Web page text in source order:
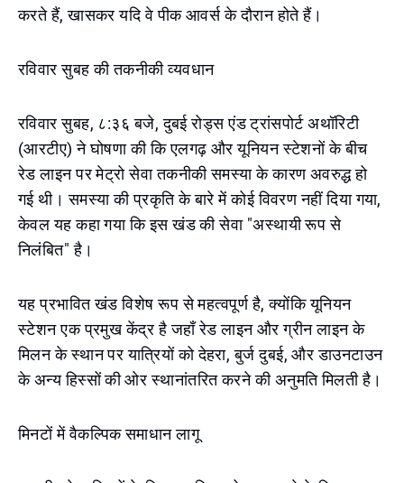
करते हैं, खासकर यदि वे पीक आवर्स के दौरान होते हैं।
रविवार सुबह की तकनीकी व्यवधान
रविवार सुबह, ८:३६ बजे, दुबई रोड्स एंड ट्रांसपोर्ट अथॉरिटी
(आरटीए) ने घोषणा की कि एलगढ़ और यूनियन स्टेशनों के बीच
रेड लाइन पर मेट्रो सेवा तकनीकी समस्या के कारण अवरुद्ध हो
गई थी। समस्या की प्रकृति के बारे में कोई विवरण नहीं दिया गया,
केवल यह कहा गया कि इस खंड की सेवा "अस्थायी रूप से
निलंबित" है।
यह प्रभावित खंड विशेष रूप से महत्वपूर्ण है, क्योंकि यूनियन
स्टेशन एक प्रमुख केंद्र है जहाँ रेड लाइन और ग्रीन लाइन के
मिलन के स्थान पर यात्रियों को देहरा, बुर्ज दुबई, और डाउनटाउन
के अन्य हिस्सों की ओर स्थानांतरित करने की अनुमति मिलती है।
मिनटों में वैकल्पिक समाधान लागू